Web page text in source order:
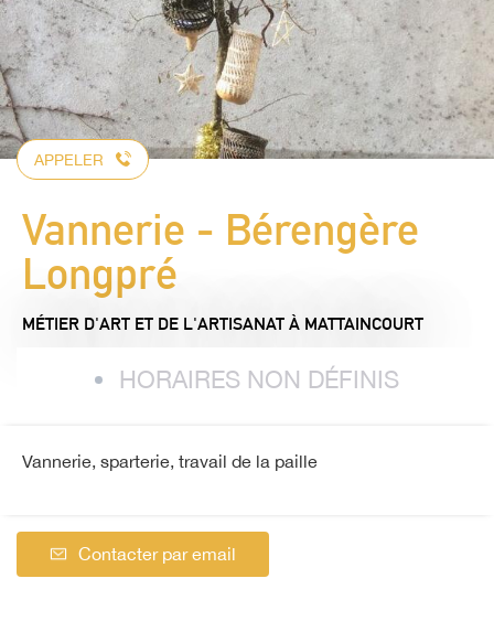
APPELER
Vannerie - Bérengère
Longpré
MÉTIER D'ART ET DE L'ARTISANAT À MATTAINCOURT
HORAIRES NON DÉFINIS
Vannerie, sparterie, travail de la paille
Contacter par email